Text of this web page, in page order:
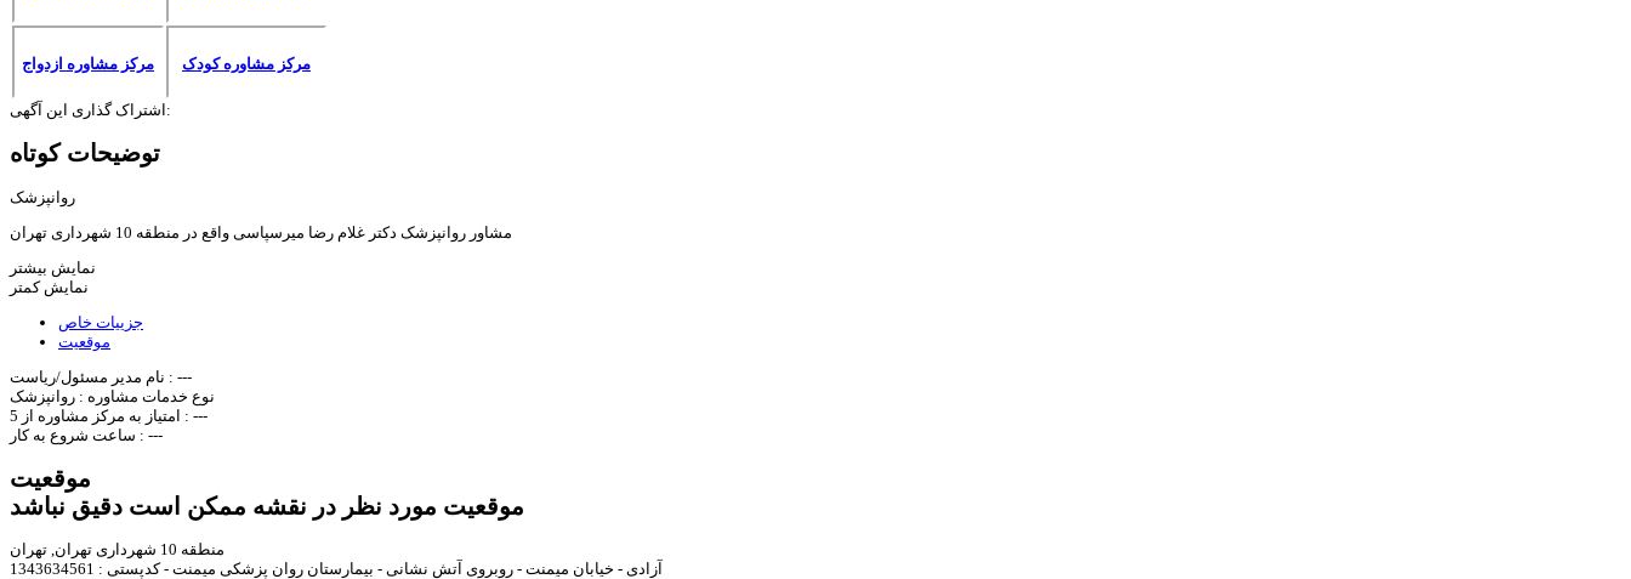
مرکز مشاوره ازدواج مرکز مشاوره کودک
اشتراک گذاری این آگهی:
توضیحات کوتاه
روانپزشک
مشاور روانپزشک دکتر غلام رضا میرسپاسی واقع در منطقه 10 شهرداری تهران
نمایش بیشتر
نمایش کمتر
جزییات خاص
موقعیت
نام مدیر مسئول/ریاست : ---
نوع خدمات مشاوره : روانپزشک
امتیاز به مرکز مشاوره از 5 : ---
ساعت شروع به کار : ---
موقعیت
موقعیت مورد نظر در نقشه ممکن است دقیق نباشد
منطقه 10 شهرداری تهران, تهران
آزادی - خیابان میمنت - روبروی آتش نشانی - بیمارستان روان پزشکی میمنت - کدپستی : 1343634561